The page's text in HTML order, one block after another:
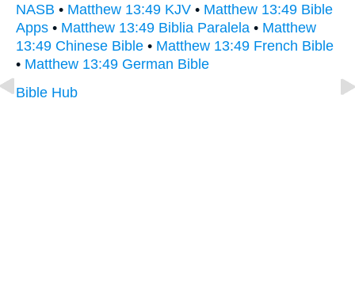
NASB • Matthew 13:49 KJV • Matthew 13:49 Bible
Apps • Matthew 13:49 Biblia Paralela • Matthew
13:49 Chinese Bible • Matthew 13:49 French Bible
• Matthew 13:49 German Bible
Bible Hub